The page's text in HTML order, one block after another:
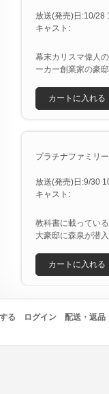
放送(発売)日:10/28
キャスト:
幕末カリスマ偉人
ーカー創業家の豪
カートに入れる
プラチナファミリ
放送(発売)日:9/30
キャスト:
教科書に載ってい
大豪邸に森泉が潜
カートに入れる
る ログイン 配送・返品